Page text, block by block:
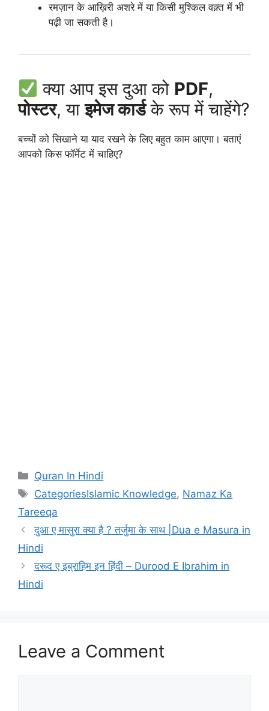
रमज़ान के आख़िरी अशरे में या किसी मुश्किल वक़्त में भी
पढ़ी जा सकती है।
क्या आप इस दुआ को PDF,
पोस्टर, याइमेज कार्डके रूप में चाहेंगे?
बच्चों को सिखाने या याद रखने के लिए बहुत काम आएगा। बताएं
आपको किस फॉर्मेट में चाहिए?
Categories
Quran In Hindi
Tags
CategoriesIslamic Knowledge, Namaz Ka
Tareeqa
दुआ ए मासुरा क्या है ? तर्जुमा के साथ |Dua e Masura in
Hindi
दरूद ए इब्राहिम इन हिंदी – Durood E Ibrahim in
Hindi
Leave a Comment